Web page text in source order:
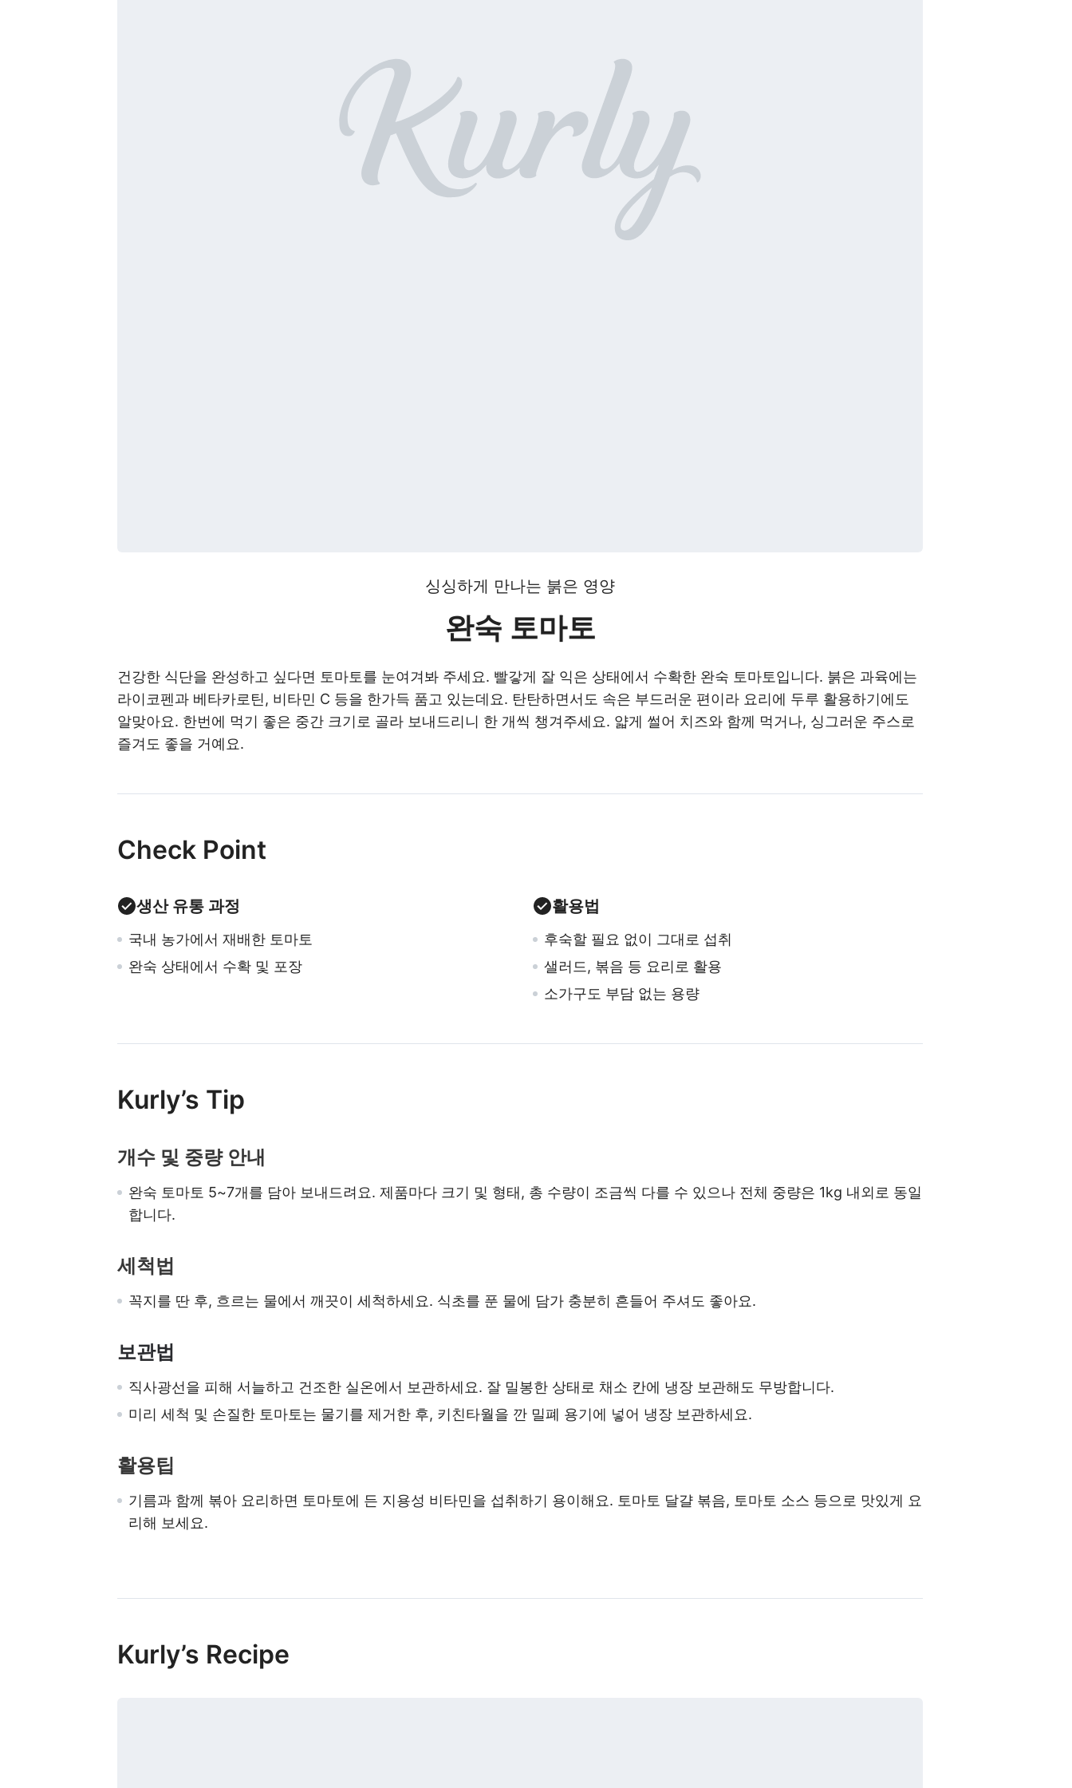
싱싱하게 만나는 붉은 영양
완숙 토마토
건강한 식단을 완성하고 싶다면 토마토를 눈여겨봐 주세요. 빨갛게 잘 익은 상태에서 수확한 완숙 토마토입니다. 붉은 과육에는
라이코펜과 베타카로틴, 비타민 C 등을 한가득 품고 있는데요. 탄탄하면서도 속은 부드러운 편이라 요리에 두루 활용하기에도
알맞아요. 한번에 먹기 좋은 중간 크기로 골라 보내드리니 한 개씩 챙겨주세요. 얇게 썰어 치즈와 함께 먹거나, 싱그러운 주스로
즐겨도 좋을 거예요.
Check Point
생산 유통 과정
국내 농가에서 재배한 토마토
완숙 상태에서 수확 및 포장
활용법
후숙할 필요 없이 그대로 섭취
샐러드, 볶음 등 요리로 활용
소가구도 부담 없는 용량
Kurly’s Tip
개수 및 중량 안내
완숙 토마토 5~7개를 담아 보내드려요. 제품마다 크기 및 형태, 총 수량이 조금씩 다를 수 있으나 전체 중량은 1kg 내외로 동일
합니다.
세척법
꼭지를 딴 후, 흐르는 물에서 깨끗이 세척하세요. 식초를 푼 물에 담가 충분히 흔들어 주셔도 좋아요.
보관법
직사광선을 피해 서늘하고 건조한 실온에서 보관하세요. 잘 밀봉한 상태로 채소 칸에 냉장 보관해도 무방합니다.
미리 세척 및 손질한 토마토는 물기를 제거한 후, 키친타월을 깐 밀폐 용기에 넣어 냉장 보관하세요.
활용팁
기름과 함께 볶아 요리하면 토마토에 든 지용성 비타민을 섭취하기 용이해요. 토마토 달걀 볶음, 토마토 소스 등으로 맛있게 요
리해 보세요.
Kurly’s Recipe